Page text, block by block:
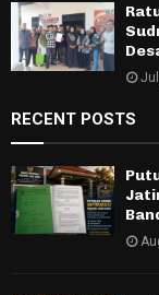
RECENT POSTS